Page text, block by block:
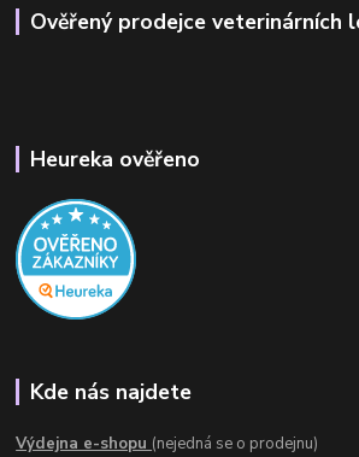
Ověřený prodejce veterinárních
Heureka ověřeno
Kde nás najdete
Výdejna e-shopu (nejedná se o prodejnu)